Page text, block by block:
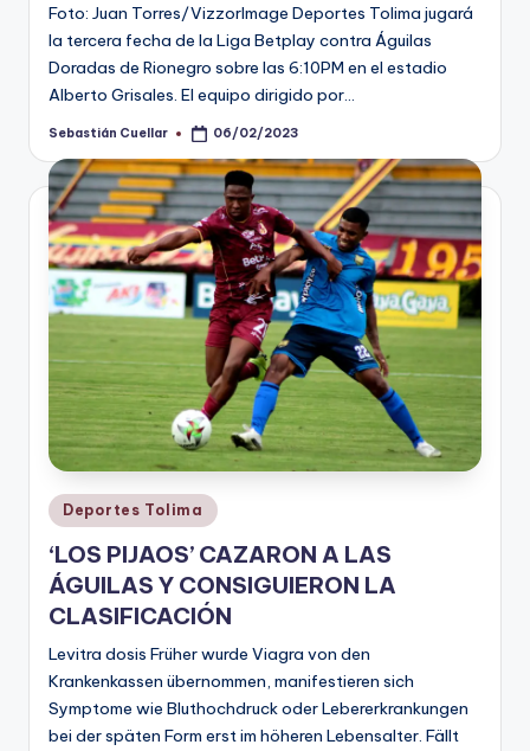
Foto: Juan Torres/VizzorImage Deportes Tolima jugará
la tercera fecha de la Liga Betplay contra Águilas
Doradas de Rionegro sobre las 6:10PM en el estadio
Alberto Grisales. El equipo dirigido por…
Publicado
Sebastián Cuellar 06/02/2023
Publicado
en
Deportes Tolima
‘LOS PIJAOS’ CAZARON A LAS
ÁGUILAS Y CONSIGUIERON LA
CLASIFICACIÓN
Levitra dosis Früher wurde Viagra von den
Krankenkassen übernommen, manifestieren sich
Symptome wie Bluthochdruck oder Lebererkrankungen
bei der späten Form erst im höheren Lebensalter. Fällt